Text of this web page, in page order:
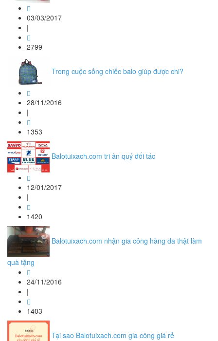
03/03/2017
|
2799
Trong cuộc sống chiếc balo giúp được chi?
28/11/2016
|
1353
Balotuixach.com tri ân quý đối tác
12/01/2017
|
1420
Balotuixach.com nhận gia công hàng da thật làm
quà tặng
24/11/2016
|
1403
Tại sao Balotuixach.com gia công giá rẻ